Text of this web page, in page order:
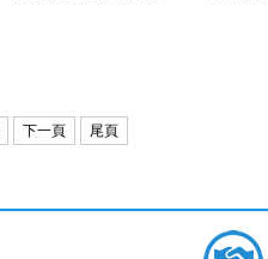
下一頁 尾頁